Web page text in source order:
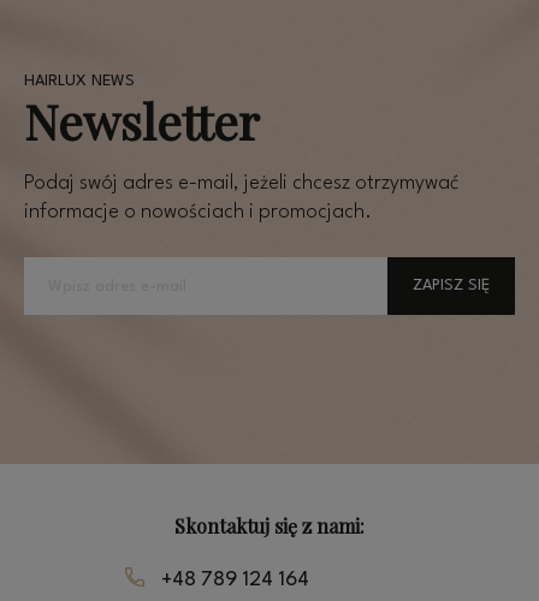
Newsletter
Podaj swój adres e-mail, jeżeli chcesz otrzymywać
informacje o nowościach i promocjach.
ZAPISZ SIĘ
Skontaktuj się z nami:
+48 789 124 164